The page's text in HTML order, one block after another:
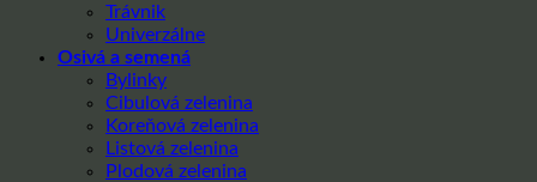
Trávnik
Univerzálne
Osivá a semená
Bylinky
Cibulová zelenina
Koreňová zelenina
Listová zelenina
Plodová zelenina